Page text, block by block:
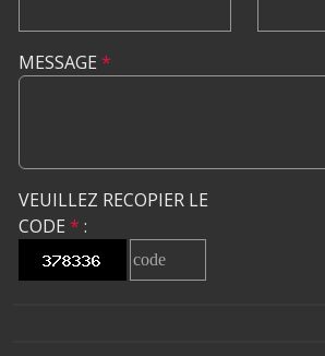
MESSAGE *
VEUILLEZ RECOPIER LE
CODE * :